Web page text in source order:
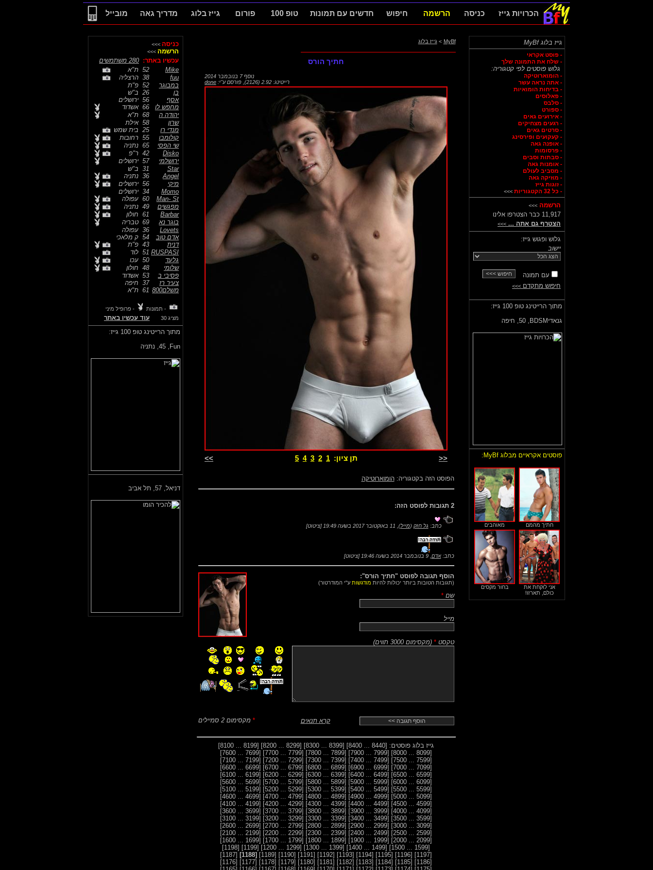
הכרויות גייז כניסה הרשמה חיפוש חדשים עם תמונות טופ 100 פורום גייז בלוג מדריך גאה מובייל
גייז בלוג MyBf
- פוסט אקראי
- שלח את התמונה שלך
גלוש פוסטים לפי קטגוריה:
- הומוארוטיקה
- אתה נראה עשר
- בדיחות הומואיות
- פאלוסים
- סלבס
- ספורט
- אירועים גאים
- רגעים מצחיקים
- סרטים גאים
- קעקועים ופירסינג
- אופנה גאה
- פרסומות
- סבתות וסבים
- אומנות גאה
- מסביב לעולם
- מוזיקה גאה
- זוגות גייז
- כל 32 הקטגוריות
>>>
הרשמה >>>
11,917 כבר הצטרפו אלינו
הצטרף גם אתה ... >>>
גלוש ופגוש גייז:
יישוב
עם תמונה
חיפוש מתקדם >>>
מתוך הרייטינג טופ 100 גייז:
גנאדיBDSM,
50, חיפה
פוסטים אקראיים מבלוג MyBf:
חתיך מהמם מאוהבים
אני לוקחת את
כולם, תארזו!
בחור מקסים
MyBf
> גייז בלוג
חתיך הורס
נוסף7 בנובמבר 2014
רייטינג: 2.92 (2126)
פורסם ע"י: done
<< תן ציון: 1
2
3
4
5
>>
הפוסט הזה בקטגוריה:הומוארוטיקה
2 תגובות לפוסט הזה:
כתב: גל חזק (מייל), 11 באוקטובר 2017 בשעה 19:49 [ציטוט]
כתב:אדם ,9 בנובמבר 2014 בשעה 19:46 [ציטוט]
הוסף תגובה לפוסט "חתיך הורס":
(תגובות הטובות ביותר יכולות להיות מודגשות ע"י המודרטור)
שם *
מייל
טקסט *
(מקסימום 3000 תווים )
קרא תנאים *מקסימום 2 סמיילים
גייז בלוג פוסטים: [8440 ... 8400]
[8399 ... 8300]
[8299 ... 8200]
[8199 ... 8100]
[8099 ... 8000]
[7999 ... 7900]
[7899 ... 7800]
[7799 ... 7700]
[7699 ... 7600]
[7599 ... 7500]
[7499 ... 7400]
[7399 ... 7300]
[7299 ... 7200]
[7199 ... 7100]
[7099 ... 7000]
[6999 ... 6900]
[6899 ... 6800]
[6799 ... 6700]
[6699 ... 6600]
[6599 ... 6500]
[6499 ... 6400]
[6399 ... 6300]
[6299 ... 6200]
[6199 ... 6100]
[6099 ... 6000]
[5999 ... 5900]
[5899 ... 5800]
[5799 ... 5700]
[5699 ... 5600]
[5599 ... 5500]
[5499 ... 5400]
[5399 ... 5300]
[5299 ... 5200]
[5199 ... 5100]
[5099 ... 5000]
[4999 ... 4900]
[4899 ... 4800]
[4799 ... 4700]
[4699 ... 4600]
[4599 ... 4500]
[4499 ... 4400]
[4399 ... 4300]
[4299 ... 4200]
[4199 ... 4100]
[4099 ... 4000]
[3999 ... 3900]
[3899 ... 3800]
[3799 ... 3700]
[3699 ... 3600]
[3599 ... 3500]
[3499 ... 3400]
[3399 ... 3300]
[3299 ... 3200]
[3199 ... 3100]
[3099 ... 3000]
[2999 ... 2900]
[2899 ... 2800]
[2799 ... 2700]
[2699 ... 2600]
[2599 ... 2500]
[2499 ... 2400]
[2399 ... 2300]
[2299 ... 2200]
[2199 ... 2100]
[2099 ... 2000]
[1999 ... 1900]
[1899 ... 1800]
[1799 ... 1700]
[1699 ... 1600]
[1599 ... 1500]
[1499 ... 1400]
[1399 ... 1300]
[1299 ... 1200]
[1199]
[1198]
[1197]
[1196]
[1195]
[1194]
[1193]
[1192]
[1191]
[1190]
[1189]
[1188]
[1187]
[1186]
[1185]
[1184]
[1183]
[1182]
[1181]
[1180]
[1179]
[1178]
[1177]
[1176]
כניסה >>>
הרשמה >>>
עכשיו באתר: 280 משתמשים
Mike
ת"א
fuu
הרצליה
במבוגר
פ"ת
בן
ב"ש
אסף
ירושלים
מחפש לו
אשדוד
יהודה ה
ת"א
שרון
אילת
מנדי רו
25
בית שמש
קולומבו
55
רחובות
שי הפסי
65
נתניה
Disko
ר"פ
ירושלמי
57
ירושלים
Star
ב"ש
Angel
נתניה
מיקי
ירושלים
Momo
ירושלים
Man- St
עפולה
מפגשים
נתניה
Barbar
חולון
בוגר נא
טבריה
Lovets
עפולה
אדם טוב
ק מלאכי
דנית
פ"ת
RUSPASI
לוד
גלעד
עכו
שלומי
חולון
פסיבי ב
אשדוד
צעיר רז
37
חיפה
משלם800
ת"א
- תמונות
- פרופיל מיני
מציג 30
עוד עכשיו באתר
מתוך הרייטינג טופ 100 גייז:
Fun,
45, נתניה
דניאל, 57, תל אביב